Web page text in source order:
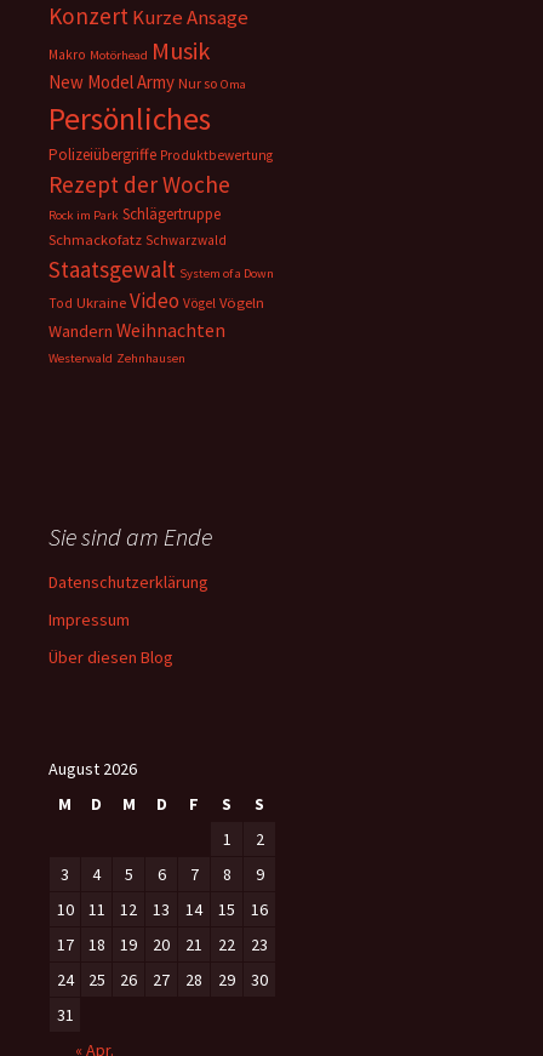
KonzertKurze Ansage
Makro Motörhead Musik
New Model Army Nur so Oma
Persönliches
Polizeiübergriffe Produktbewertung
Rezept der Woche
Rock im Park Schlägertruppe
Schmackofatz Schwarzwald
Staatsgewalt System of a Down
Tod Ukraine Video Vögel Vögeln
Wandern Weihnachten
Westerwald Zehnhausen
Sie sind am Ende
Datenschutzerklärung
Impressum
Über diesen Blog
August 2026
M
D M D F S
S
1
2
3
4 5 6 7 8
9
10
11 12 13 14 15
16
17
18 19 20 21 22
23
24
25 26 27 28 29
30
31
« Apr.